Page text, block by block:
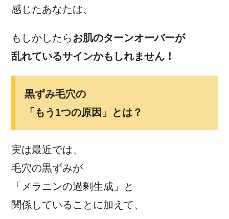
感じたあなたは、
もしかしたらお肌のターンオーバーが
乱れているサインかもしれません！
黒ずみ毛穴の
「もう1つの原因」とは？
実は最近では、
毛穴の黒ずみが
「メラニンの過剰生成」と
関係していることに加えて、